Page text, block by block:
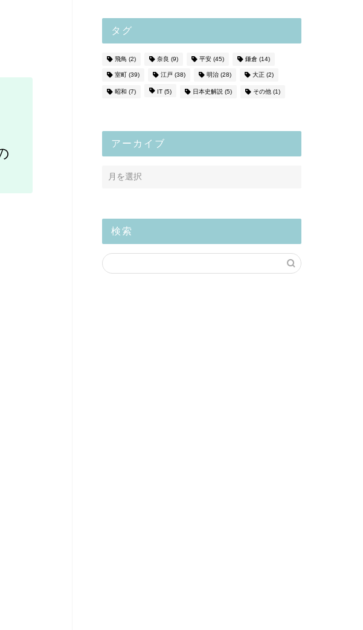
タグ
飛鳥 (2) 奈良 (9) 平安(45) 鎌倉(14)
室町(39) 江戸(38) 明治(28) 大正(2)
昭和 (7) IT(5) 日本史解説 (5) その他(1)
アーカイブ
検索